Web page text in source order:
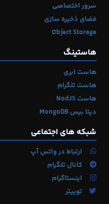
سرور اختصاصی
فضای ذخیره سازی
Object Storage
هاستینگ
هاست ابری
هاست تلگرام
هاست NodJS
دیتا بیس MongoDB
شبکه های اجتماعی
ارتباط در واتس آپ
کانال تلگرام
اینستاگرام
توییتر